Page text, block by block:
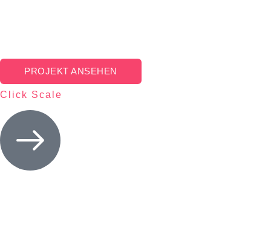
PROJEKT ANSEHEN
Click Scale